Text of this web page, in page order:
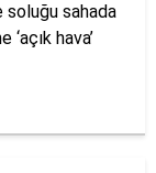
soluğu sahada
hava’